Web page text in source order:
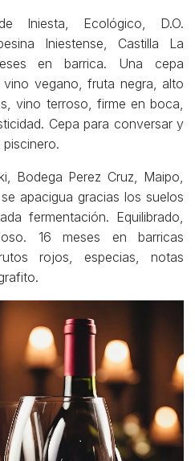
Iniesta, Ecológico, D.O.
Iniestense, Castilla La
en barrica. Una cepa
vegano, fruta negra, alto
vino terroso, firme en boca,
Cepa para conversar y
Bodega Perez Cruz, Maipo,
apacigua gracias los suelos
fermentación. Equilibrado,
16 meses en barricas
rojos, especias, notas